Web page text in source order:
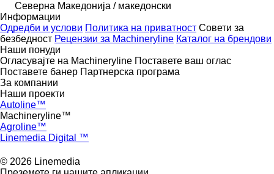
Северна Македонија / македонски
Информации
Одредби и услови Политика на приватност Совети за
безбедност Рецензии за Machineryline Каталог на брендови
Наши понуди
Огласувајте на Machineryline Поставете ваш оглас
Поставете банер Партнерска програма
За компании
Наши проекти
Autoline™
Machineryline™
Agroline™
Linemedia Digital ™
© 2026 Linemedia